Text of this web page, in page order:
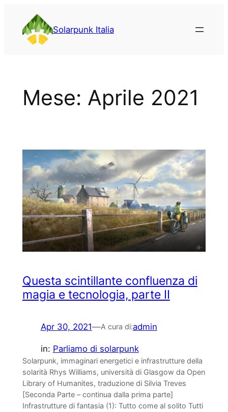
contenuto
Solarpunk Italia
Mese: Aprile 2021
Questa scintillante confluenza di
magia e tecnologia, parte II
Apr 30, 2021—A cura di:admin
in: Parliamo di solarpunk
Solarpunk, immaginari energetici e infrastrutture della
solarità Rhys Williams, università di Glasgow da Open
Library of Humanites, traduzione di Silvia Treves
[Seconda Parte – continua dalla prima parte]
Infrastrutture di fantasia (1): Tutto come al solito Tutti